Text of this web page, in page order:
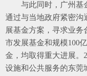
与此同时，广州基
通过与当地政府紧密沟
展基金方案，寻求业务
市发展基金和规模100
金，均取得重大进展。
设施和公共服务的东莞